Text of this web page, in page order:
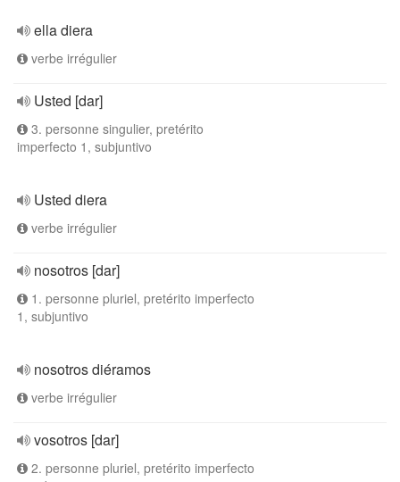
ella diera
verbe irrégulier
Usted [dar]
3. personne singulier, pretérito
imperfecto 1, subjuntivo
Usted diera
verbe irrégulier
nosotros [dar]
1. personne pluriel, pretérito imperfecto
1, subjuntivo
nosotros diéramos
verbe irrégulier
vosotros [dar]
2. personne pluriel, pretérito imperfecto